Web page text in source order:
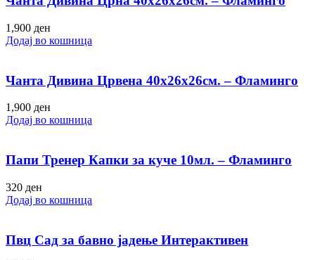
1,900 ден
Додај во кошница
Чанта Дивина Црвена 40х26х26см. – Фламинго
1,900 ден
Додај во кошница
Папи Тренер Капки за куче 10мл. – Фламинго
320 ден
Додај во кошница
Пвц Сад за бавно јадење Интерактивен